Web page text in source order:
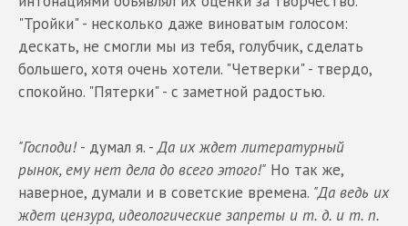
"Тройки" - несколько даже виноватым голосом:
дескать, не смогли мы из тебя, голубчик, сделать
большего, хотя очень хотели. "Четверки" - твердо,
спокойно. "Пятерки" - с заметной радостью.
"Господи!- думал я. -Да их ждет литературный
рынок, ему нет дела до всего этого!" Но так же,
наверное, думали и в советские времена. "Да ведь их
ждет цензура, идеологические запреты и т. д. и т. п.